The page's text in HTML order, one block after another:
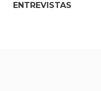
ENTREVISTAS